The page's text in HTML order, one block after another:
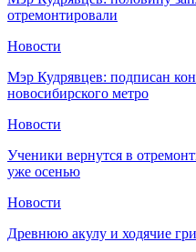
отремонтировали
Новости
Мэр Кудрявцев: подписан
новосибирского метро
Новости
Ученики вернутся в
уже осенью
Новости
Древнюю акулу и ходячие